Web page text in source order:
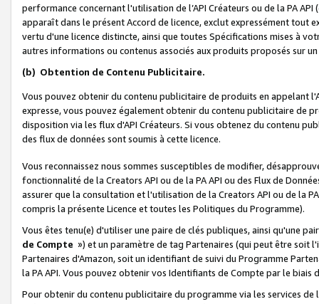
performance concernant l'utilisation de l’API Créateurs ou de la PA
apparaît dans le présent Accord de licence, exclut expressément tout
vertu d'une licence distincte, ainsi que toutes Spécifications mises à
autres informations ou contenus associés aux produits proposés sur
(b) Obtention de Contenu Publicitaire.
Vous pouvez obtenir du contenu publicitaire de produits en appelant
expresse, vous pouvez également obtenir du contenu publicitaire de
disposition via les flux d'API Créateurs. Si vous obtenez du contenu
des flux de données sont soumis à cette licence.
Vous reconnaissez nous sommes susceptibles de modifier,
fonctionnalité de la Creators API ou de la PA API ou des Flux de
assurer que la consultation et l'utilisation de la Creators API ou de la
compris la présente Licence et toutes les Politiques du Programme).
Vous êtes tenu(e) d'utiliser une paire de clés publiques, ainsi qu'une
de Compte ») et un paramètre de tag Partenaires (qui peut être soit
Partenaires d'Amazon, soit un identifiant de suivi du Programme
la PA API. Vous pouvez obtenir vos Identifiants de Compte par le biais
Pour obtenir du contenu publicitaire du programme via les services